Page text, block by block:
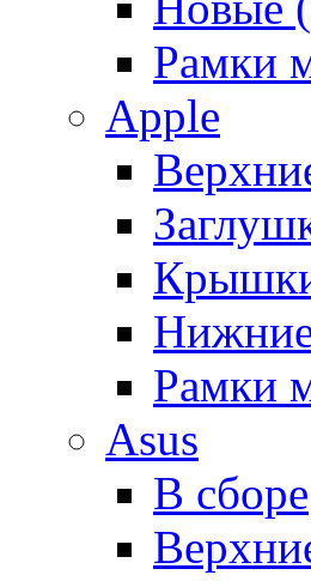
Рамки
Apple
Рамки
Asus
В сборе